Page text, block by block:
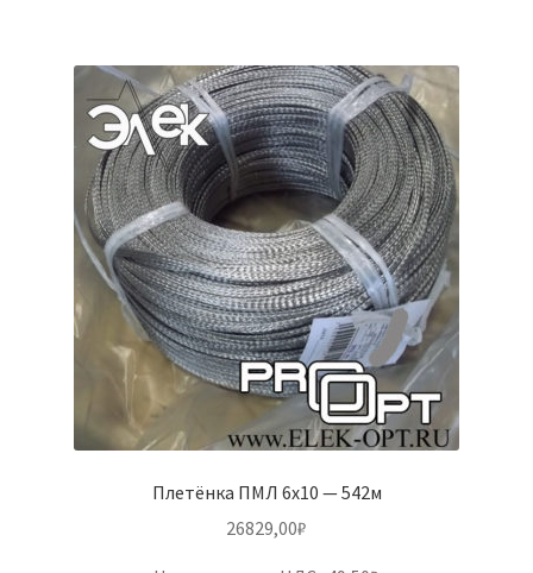
Плетёнка ПМЛ 6х10 — 542м
26829,00₽